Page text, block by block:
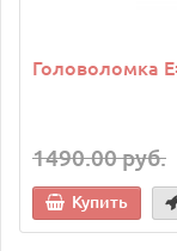
Головоломка
1490.00 руб.
Купить